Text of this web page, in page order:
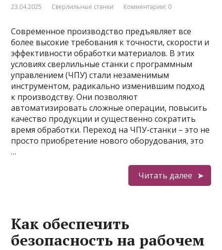
23.04.2025 Сверлильные станки Комментарии: 0
Современное производство предъявляет все
более высокие требования к точности, скорости и
эффективности обработки материалов. В этих
условиях сверлильные станки с программным
управлением (ЧПУ) стали незаменимым
инструментом, радикально изменившим подход
к производству. Они позволяют
автоматизировать сложные операции, повысить
качество продукции и существенно сократить
время обработки. Переход на ЧПУ-станки – это не
просто приобретение нового оборудования, это
…
Читать далее
Как обеспечить
безопасность на рабочем